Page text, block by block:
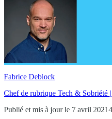
Fabrice Deblock
Chef de rubrique Tech & Sobriété
Publié et mis à jour le 7 avril 2021